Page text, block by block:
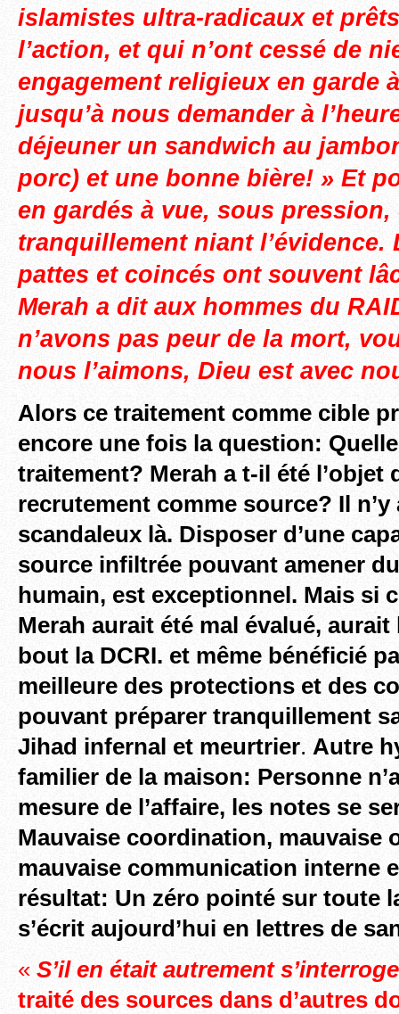
islamistes ultra-radicaux et
l’action, et qui n’ont cessé de
engagement religieux en garde
jusqu’à nous demander à
déjeuner un sandwich au
porc) et une bonne bière! » Et
en gardés à vue, sous
tranquillement niant l’évidence.
pattes et coincés ont souvent
Merah a dit aux hommes du
n’avons pas peur de la mort,
nous l’aimons, Dieu est avec
Alors ce traitement comme cible
encore une fois la question:
traitement? Merah a t-il été l’objet
recrutement comme source? Il
scandaleux là. Disposer d’une
source infiltrée pouvant amener
humain, est exceptionnel. Mais si
Merah aurait été mal évalué, aurait
bout la DCRI. et même bénéficié
meilleure des protections et des
pouvant préparer tranquillement
Jihad infernal et meurtrier. Autre
familier de la maison: Personne
mesure de l’affaire, les notes se
Mauvaise coordination, mauvaise
mauvaise communication interne
résultat: Un zéro pointé sur toute
s’écrit aujourd’hui en lettres de
« S’il en était autrement
traité des sources dans d’autres